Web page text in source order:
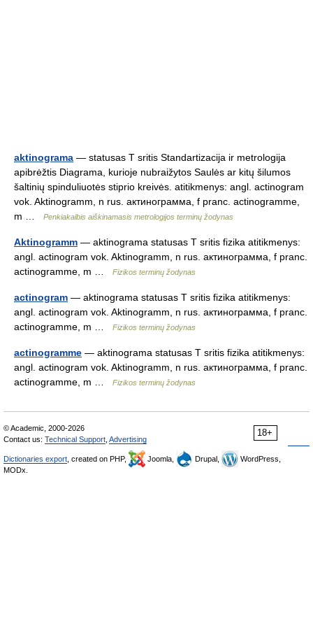
aktinograma — statusas T sritis Standartizacija ir metrologija
apibrėžtis Diagrama, kurioje nubraižytos Saulės ar kitų šilumos
šaltinių spinduliuotės stiprio kreivės. atitikmenys: angl. actinogram
vok. Aktinogramm, n rus. актинограмма, f pranc. actinogramme,
m …
Penkiakalbis aiškinamasis metrologijos terminų žodynas
Aktinogramm — aktinograma statusas T sritis fizika atitikmenys:
angl. actinogram vok. Aktinogramm, n rus. актинограмма, f pranc.
actinogramme, m …
Fizikos terminų žodynas
actinogram — aktinograma statusas T sritis fizika atitikmenys:
angl. actinogram vok. Aktinogramm, n rus. актинограмма, f pranc.
actinogramme, m …
Fizikos terminų žodynas
actinogramme — aktinograma statusas T sritis fizika atitikmenys:
angl. actinogram vok. Aktinogramm, n rus. актинограмма, f pranc.
actinogramme, m …
Fizikos terminų žodynas
18+
© Academic, 2000-2026
Contact us: Technical Support Advertising
Dictionaries export , created on PHP, Joomla, Drupal,
WordPress,
MODx.